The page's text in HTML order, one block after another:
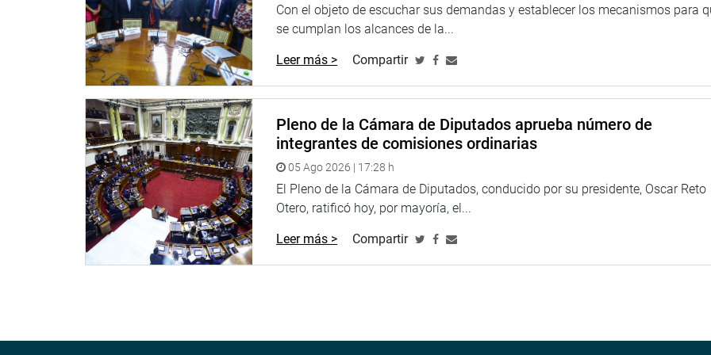
solidaridad. Nos produce una inmensa satisfacción”, indicó.
El tercer lugar fue para Nicolás Boza Núñez, de Lima, quien participó con el video “Haz lo correcto”, basado en el
valor de la honestidad. El joven destacó que el concurso incentivó la creatividad audiovisual y reforzó la
importancia de los valores en la formación ciudadana.
De esta manera, el concurso “Valores que nos unen”, promovido por el Congreso de la República, permitió
visibilizar el talento juvenil y reafirmar la expresión artística y audiovisual como una herramienta capaz de
fortalecer la convivencia democrática, la participación ciudadana y la promoción de valores en el país.
OFICINA DE COMUNICACIONES E IMAGEN INSTITUCIONAL
Con el objeto de escuchar sus demandas y establecer los mecanismos para
se cumplan los alcances de la...
Leer más > Compartir
Pleno de la Cámara de Diputados aprueba número de
integrantes de comisiones ordinarias
05 Ago 2026 | 17:28 h
El Pleno de la Cámara de Diputados, conducido por su presidente, Oscar Reto
Otero, ratificó hoy, por mayoría, el...
Leer más > Compartir